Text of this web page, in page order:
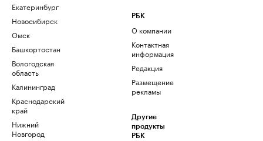
Екатеринбург
Новосибирск
Омск
Башкортостан
Вологодская
область
Калининград
Краснодарский
край
Нижний
Новгород
РБК
О компании
Контактная
информация
Редакция
Размещение
рекламы
Другие
продукты
РБК